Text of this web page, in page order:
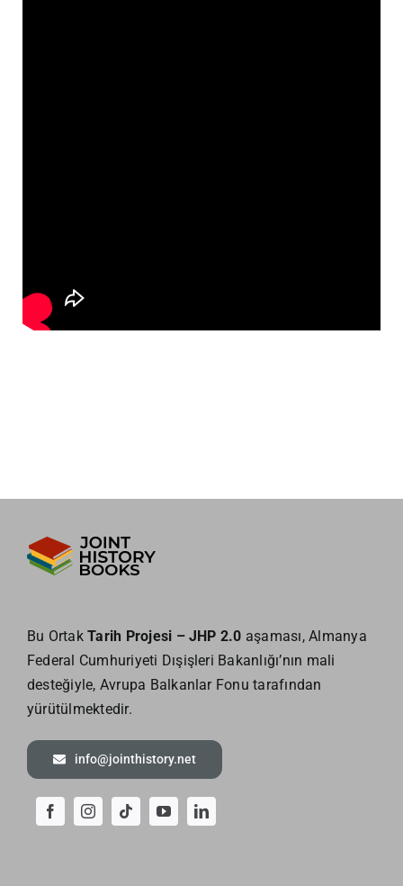
Bu OrtakTarih Projesi – JHP 2.0 aşaması, Almanya
Federal Cumhuriyeti Dışişleri Bakanlığı’nın mali
desteğiyle, Avrupa Balkanlar Fonu tarafından
yürütülmektedir.
info@jointhistory.net